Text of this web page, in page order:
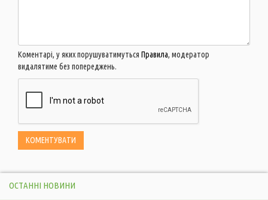
Коментарі, у яких порушуватимуться Правила, модератор
видалятиме без попереджень.
ОСТАННІ НОВИНИ